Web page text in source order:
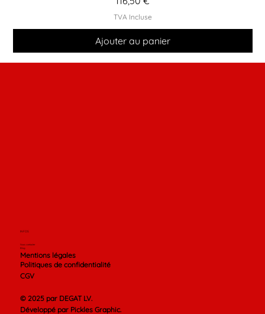
TVA Incluse
Ajouter au panier
INFOS
Nous contacter
Blog
Mentions légales
Politiques de confidentialité
CGV
© 2025 par DEGAT LV.
Développé par Pickles Graphic.